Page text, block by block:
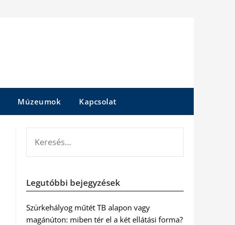
Múzeumok Kapcsolat
Legutóbbi bejegyzések
Szürkehályog műtét TB alapon vagy
magánúton: miben tér el a két ellátási forma?